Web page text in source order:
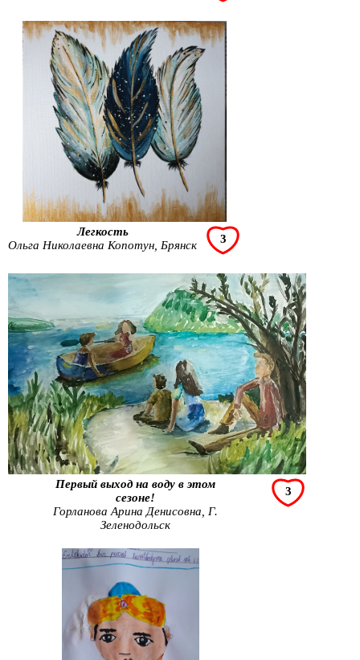
3
Легкость
Ольга Николаевна Копотун, Брянск
3
Первый выход на воду в этом
сезоне!
Горланова Арина Денисовна, Г.
Зеленодольск